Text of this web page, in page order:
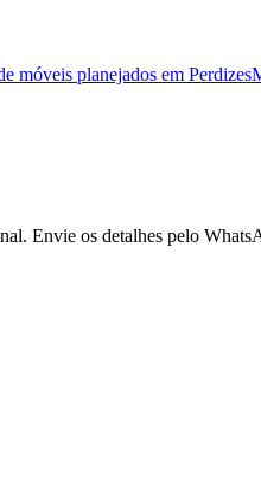
móveis planejados em Perdizes
Envie os detalhes pelo